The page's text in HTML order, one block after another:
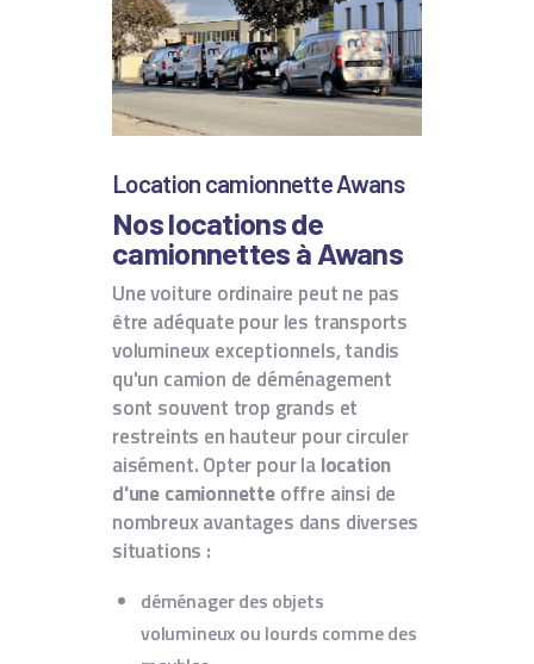
Location camionnette Awans
Nos locations de
camionnettes à Awans
Une voiture ordinaire peut ne pas
être adéquate pour les transports
volumineux exceptionnels, tandis
qu'un camion de déménagement
sont souvent trop grands et
restreints en hauteur pour circuler
aisément. Opter pour lalocation
d'une camionnetteoffre ainsi de
nombreux avantages dans diverses
situations :
déménager des objets
volumineux ou lourds comme des